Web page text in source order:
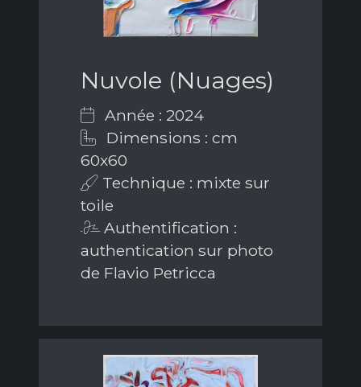
Nuvole (Nuages)
Année : 2024
Dimensions : cm
60x60
Technique : mixte sur
toile
Authentification :
authentication sur photo
de Flavio Petricca